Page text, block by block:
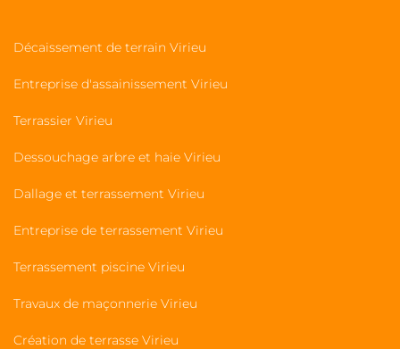
Décaissement de terrain Virieu
Entreprise d'assainissement Virieu
Terrassier Virieu
Dessouchage arbre et haie Virieu
Dallage et terrassement Virieu
Entreprise de terrassement Virieu
Terrassement piscine Virieu
Travaux de maçonnerie Virieu
Création de terrasse Virieu